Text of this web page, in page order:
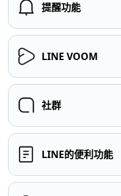
提醒功能
LINE VOOM
社群
LINE的便利功能